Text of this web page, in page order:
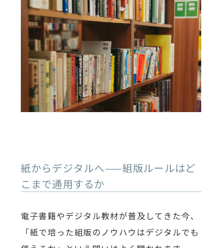
紙からデジタルへ——組版ルールはど
こまで通用するか
電子書籍やデジタル教材が普及してきた今、
「紙で培った組版のノウハウはデジタルでも